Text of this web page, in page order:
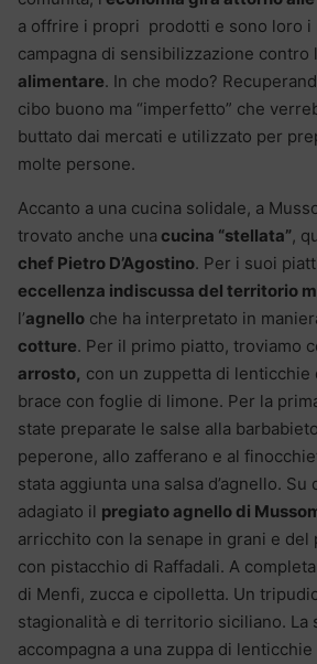
a offrire i propri prodotti e sono loro i
campagna di sensibilizzazione contro
alimentare. In che modo?
cibo buono ma “imperfetto” che
buttato dai mercati e utilizzato per
molte persone.
Accanto a una cucina solidale, a
trovato anche una cucina “stellata”,
chef Pietro D’Agostino. Per i suoi
eccellenza indiscussa del territorio
l’agnello che ha interpretato in
cotture. Per il primo piatto, troviamo
arrosto, con un zuppetta di lenticchie
brace con foglie di limone. Per la
state preparate le salse alla
peperone, allo zafferano e al
stata aggiunta una salsa d’agnello.
adagiato il pregiato agnello di
arricchito con la senape in grani e del
con pistacchio di Raffadali. A
di Menfi, zucca e cipolletta. Un
stagionalità e di territorio siciliano. La
accompagna a una zuppa di lenticchie